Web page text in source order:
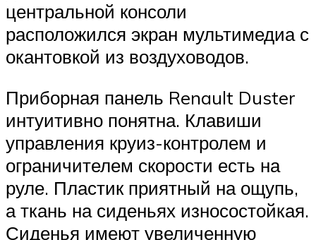
центральной консоли
расположился экран мультимедиа с
окантовкой из воздуховодов.
Приборная панель Renault Duster
интуитивно понятна. Клавиши
управления круиз-контролем и
ограничителем скорости есть на
руле. Пластик приятный на ощупь,
а ткань на сиденьях износостойкая.
Сиденья имеют увеличенную